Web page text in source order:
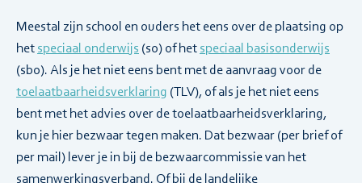
Meestal zijn school en ouders het eens over de plaatsing op
het speciaal onderwijs (so) of het speciaal basisonderwijs
(sbo). Als je het niet eens bent met de aanvraag voor de
toelaatbaarheidsverklaring (TLV), of als je het niet eens
bent met het advies over de toelaatbaarheidsverklaring,
kun je hier bezwaar tegen maken. Dat bezwaar (per brief of
per mail) lever je in bij de bezwaarcommissie van het
samenwerkingsverband. Of bij de landelijke